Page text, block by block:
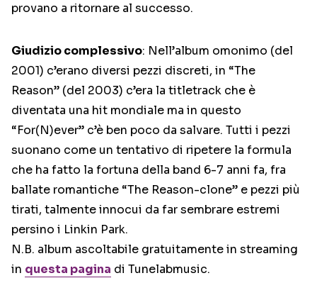
provano a ritornare al successo.
Giudizio complessivo: Nell’album omonimo (del
2001) c’erano diversi pezzi discreti, in “The
Reason” (del 2003) c’era la titletrack che è
diventata una hit mondiale ma in questo
“For(N)ever” c’è ben poco da salvare. Tutti i pezzi
suonano come un tentativo di ripetere la formula
che ha fatto la fortuna della band 6-7 anni fa, fra
ballate romantiche “The Reason-clone” e pezzi più
tirati, talmente innocui da far sembrare estremi
persino i Linkin Park.
N.B. album ascoltabile gratuitamente in streaming
in questa pagina di Tunelabmusic.